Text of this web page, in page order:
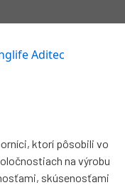
ktorí pôsobili vo
na výrobu
skúsenosťami